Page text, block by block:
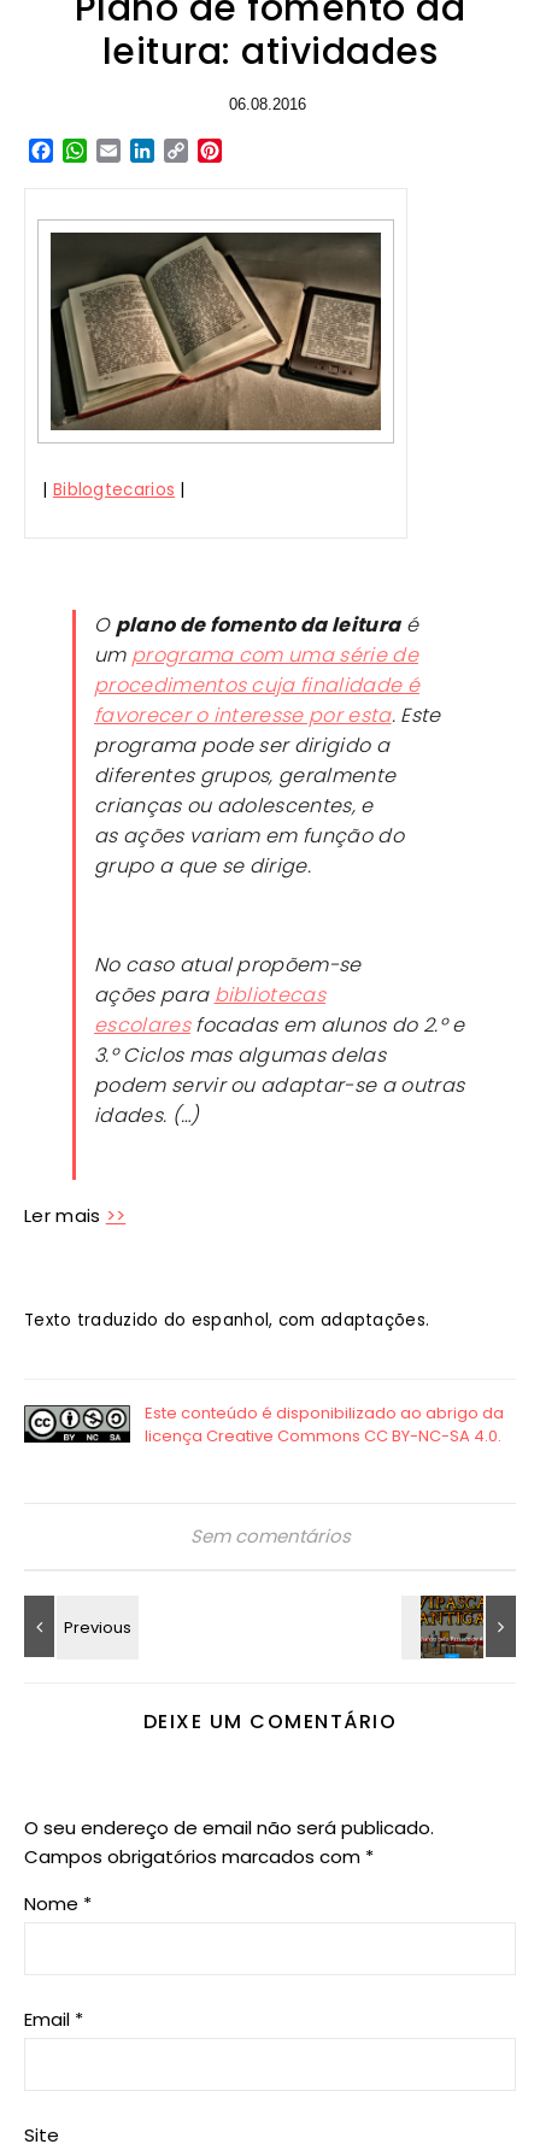
leitura: atividades
06.08.2016
Facebook
WhatsApp
EmailLinkedIn
Copy
Biblogtecarios
Oplano de fomento da leituraé
um programa com uma série de
procedimentos cuja finalidade é
favorecer o interesse por esta. Este
programa pode ser dirigido a
diferentes grupos, geralmente
crianças ou adolescentes, e
as ações variam em função do
grupo a que se dirige.
No caso atual propõem-se
ações para bibliotecas
escolaresfocadas em alunos do 2.º e
3.º Ciclos mas algumas delas
podem servir ou adaptar-se a outras
idades. (…)
Ler mais >>
Texto traduzido do espanhol, com adaptações.
Sem comentários
DEIXE UM COMENTÁRIO
O seu endereço de email não será publicado.
Campos obrigatórios marcados com *
Nome *
Email *
Site